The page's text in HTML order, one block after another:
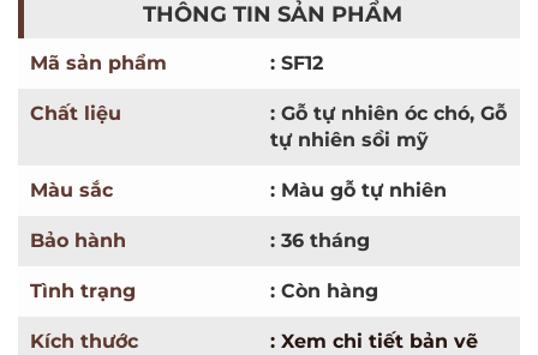
THÔNG TIN SẢN PHẨM
Mã sản phẩm : SF12
Chất liệu
: Gỗ tự nhiên óc chó, Gỗ
tự nhiên sồi mỹ
Màu sắc : Màu gỗ tự nhiên
Bảo hành : 36 tháng
Tình trạng : Còn hàng
Kích thước : Xem chi tiết bản vẽ